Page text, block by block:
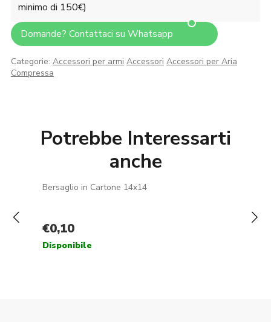
minimo di 150€)
Domande? Contattaci su Whatsapp
Categorie: Accessori per armi Accessori Accessori per Aria
Compressa
Potrebbe Interessarti
anche